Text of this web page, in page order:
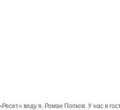
веду я, Роман Попков. У нас в